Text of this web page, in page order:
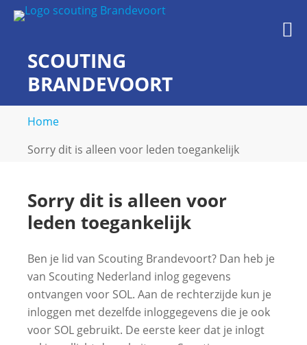
Skip
SCOUTING
BRANDEVOORT
midden in de wijk
Home
Sorry dit is alleen voor leden toegankelijk
Sorry dit is alleen voor
leden toegankelijk
Ben je lid van Scouting Brandevoort? Dan heb je
van Scouting Nederland inlog gegevens
ontvangen voor SOL. Aan de rechterzijde kun je
inloggen met dezelfde inloggegevens die je ook
voor SOL gebruikt. De eerste keer dat je inlogt